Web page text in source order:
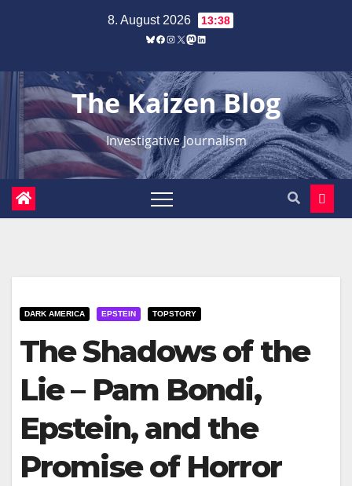
8. August 2026 13:38
Bluesky
Facebook
Instagram
X Mastodon
LinkedIn
The Kaizen Blog
Investigative Journalism
DARK AMERICA EPSTEIN TOPSTORY
The Shadows of the
Lie – Pam Bondi,
Epstein, and the
Promise of Horror